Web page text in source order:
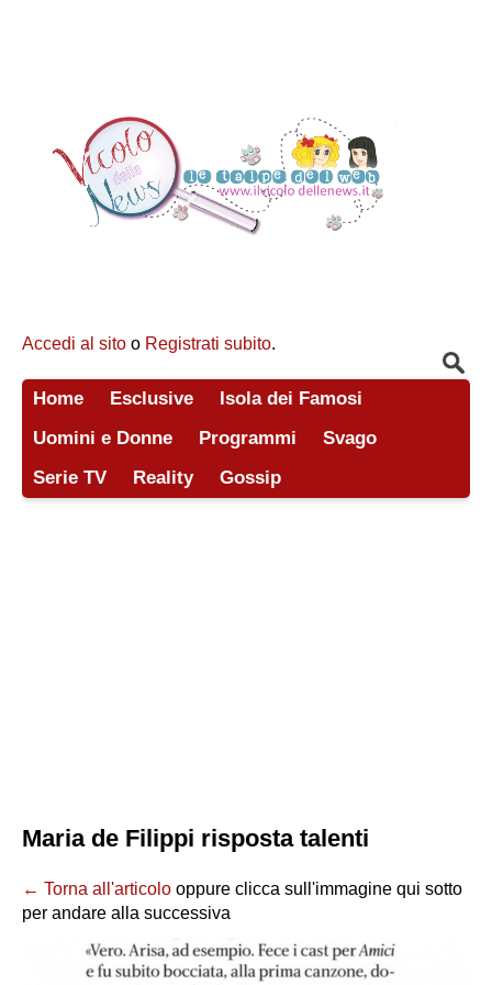
Accedi al sito o Registrati subito.
Home Esclusive
Isola dei Famosi
Uomini e Donne
Programmi
Svago
Serie TV
Reality Gossip
Maria de Filippi risposta talenti
← Torna all'articolo oppure clicca sull'immagine qui sotto
per andare alla successiva